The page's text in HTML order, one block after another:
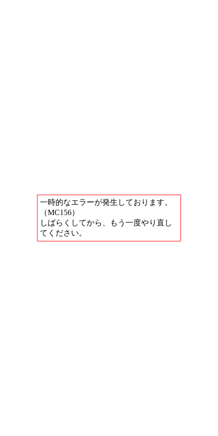
一時的なエラーが発生しております。
（MC156）
しばらくしてから、もう一度やり直し
てください。